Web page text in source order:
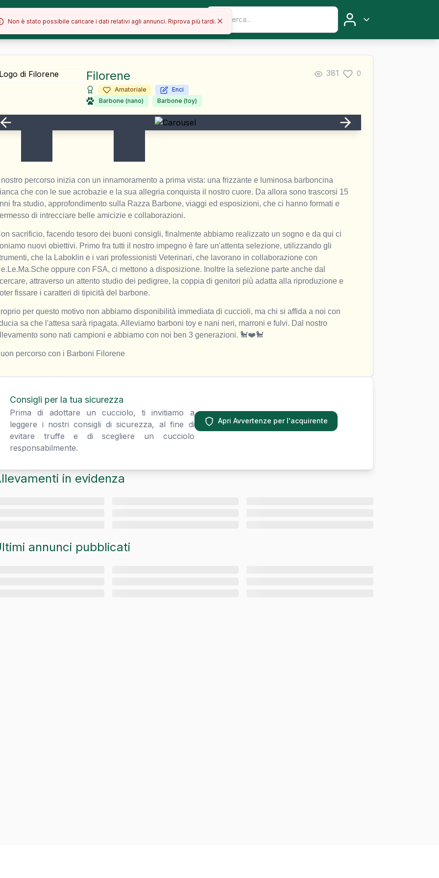
Non è stato possibile caricare i dati relativi agli annunci. Riprova più tardi.
AllevamentiRazzeBlog
Filorene
Amatoriale
Enci
Barbone (nano)
Barbone (toy)
381 0
percorso inizia con un innamoramento a prima vista: una frizzante e luminosa barboncina
che con le sue acrobazie e la sua allegria conquista il nostro cuore. Da allora sono trascorsi 15
fra studio, approfondimento sulla Razza Barbone, viaggi ed esposizioni, che ci hanno formati e
di intrecciare belle amicizie e collaborazioni.
sacrificio, facendo tesoro dei buoni consigli, finalmente abbiamo realizzato un sogno e da qui ci
nuovi obiettivi. Primo fra tutti il nostro impegno è fare un'attenta selezione, utilizzando gli
che la Laboklin e i vari professionisti Veterinari, che lavorano in collaborazione con
oppure con FSA, ci mettono a disposizione. Inoltre la selezione parte anche dal
attraverso un attento studio dei pedigree, la coppia di genitori più adatta alla riproduzione e
fissare i caratteri di tipicità del barbone.
per questo motivo non abbiamo disponibilità immediata di cuccioli, ma chi si affida a noi con
sa che l'attesa sarà ripagata. Alleviamo barboni toy e nani neri, marroni e fulvi. Dal nostro
sono nati campioni e abbiamo con noi ben 3 generazioni. 🐩❤️🐩
percorso con i Barboni Filorene
Consigli per la tua sicurezza
Prima di adottare un cucciolo, ti invitiamo a
leggere i nostri consigli di sicurezza, al fine di
evitare truffe e di scegliere un cucciolo
responsabilmente.
Apri Avvertenze per l'acquirente
in evidenza
annunci pubblicati